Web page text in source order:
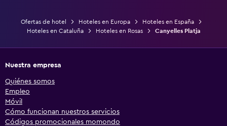
Ofertas de hotel Hoteles en Europa
Hoteles en España
Hoteles en Cataluña
Hoteles en Rosas Canyelles Platja
Nuestra empresa
Quiénes somos
Empleo
Móvil
Cómo funcionan nuestros servicios
Códigos promocionales momondo